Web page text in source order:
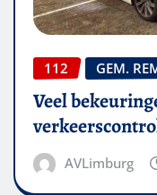
112 GEM.
Veel
AVLimburg